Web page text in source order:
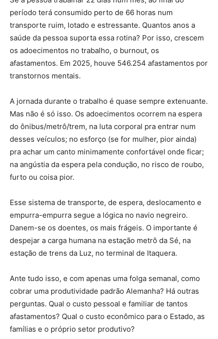
período terá consumido perto de 66 horas num
transporte ruim, lotado e estressante. Quantos anos a
saúde da pessoa suporta essa rotina? Por isso, crescem
os adoecimentos no trabalho, o burnout, os
afastamentos. Em 2025, houve 546.254 afastamentos por
transtornos mentais.
A jornada durante o trabalho é quase sempre extenuante.
Mas não é só isso. Os adoecimentos ocorrem na espera
do ônibus/metrô/trem, na luta corporal pra entrar num
desses veículos; no esforço (se for mulher, pior ainda)
pra achar um canto minimamente confortável onde ficar;
na angústia da espera pela condução, no risco de roubo,
furto ou coisa pior.
Esse sistema de transporte, de espera, deslocamento e
empurra-empurra segue a lógica no navio negreiro.
Danem-se os doentes, os mais frágeis. O importante é
despejar a carga humana na estação metrô da Sé, na
estação de trens da Luz, no terminal de Itaquera.
Ante tudo isso, e com apenas uma folga semanal, como
cobrar uma produtividade padrão Alemanha? Há outras
perguntas. Qual o custo pessoal e familiar de tantos
afastamentos? Qual o custo econômico para o Estado, as
famílias e o próprio setor produtivo?